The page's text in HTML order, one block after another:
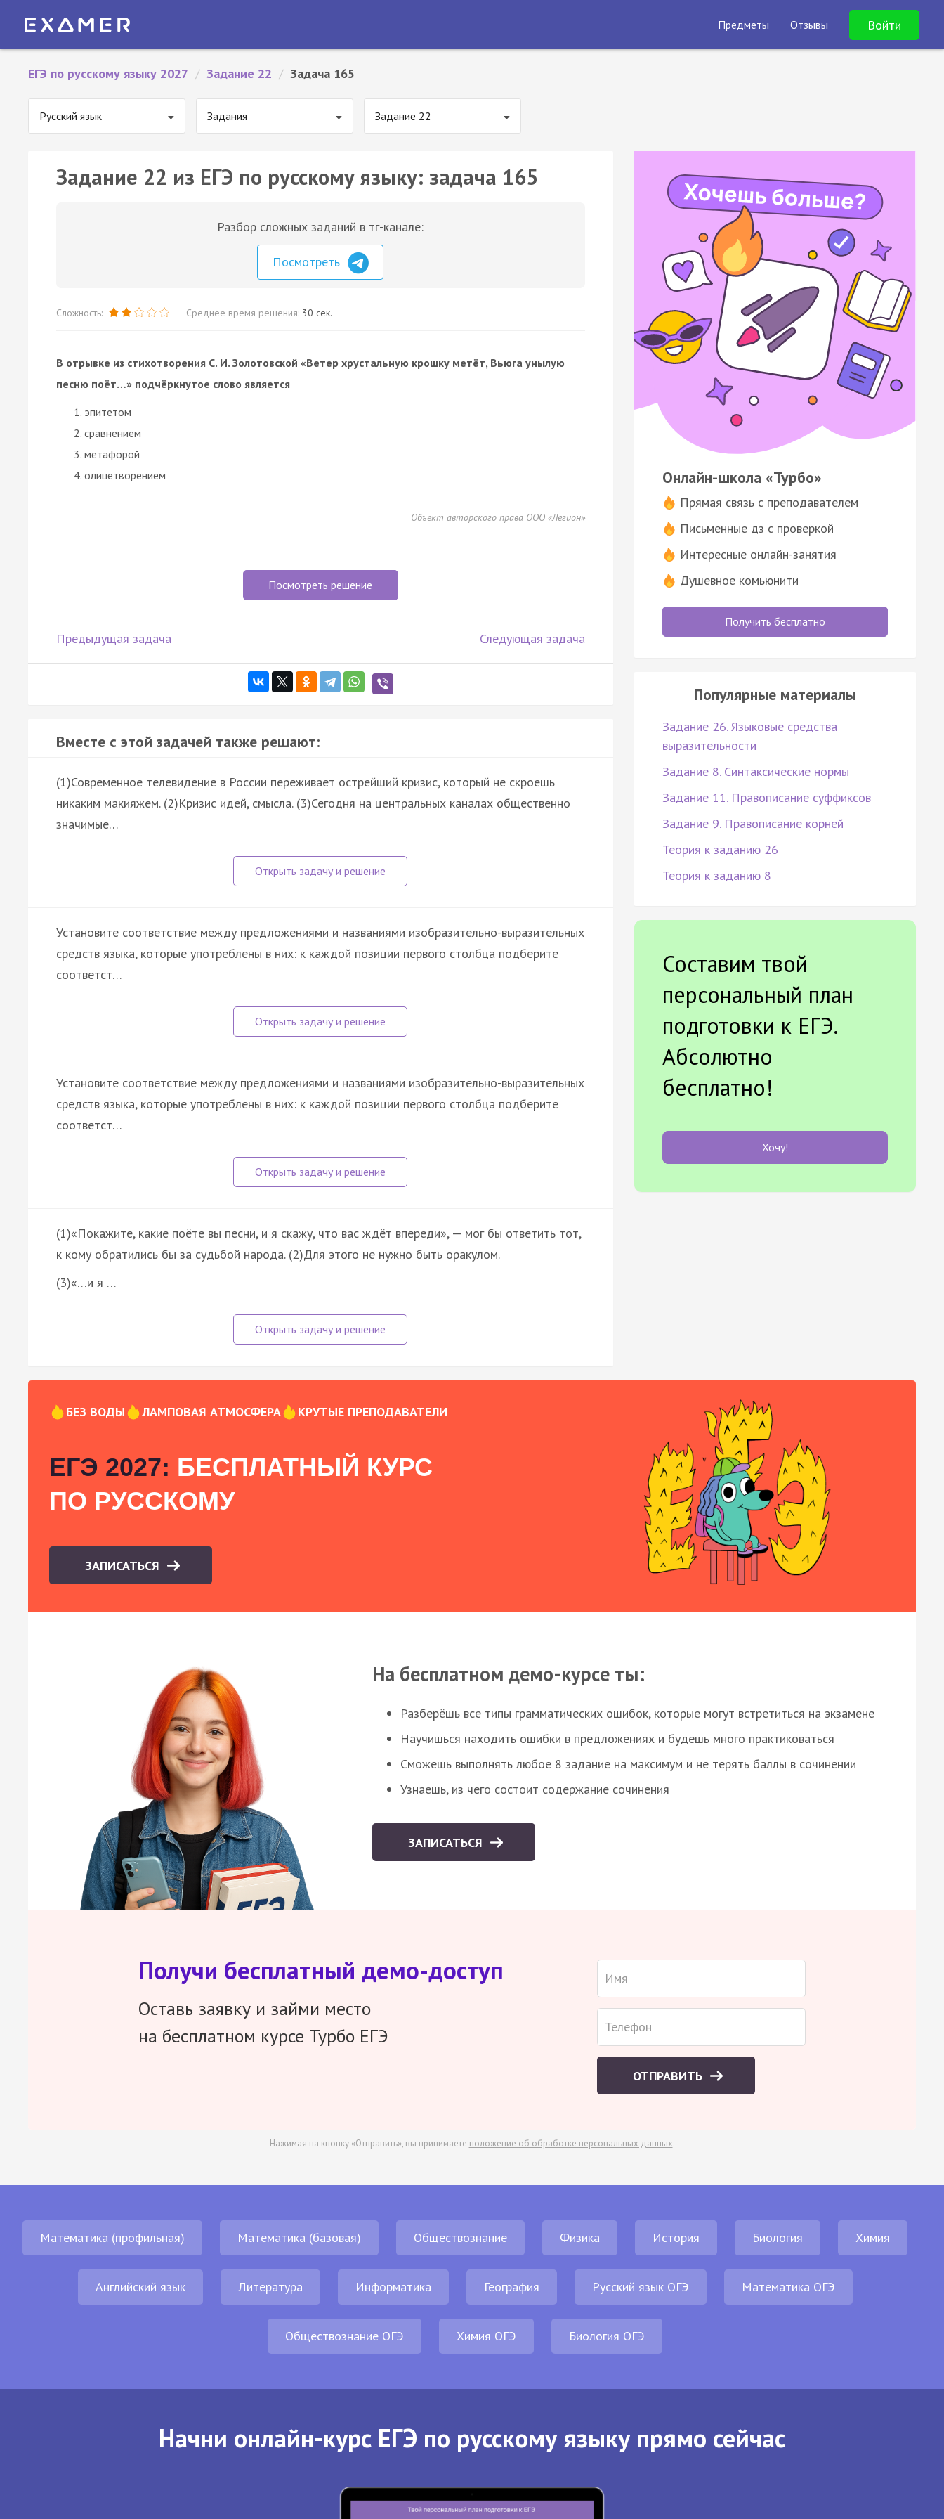
Предметы Отзывы Войти
ЕГЭ по русскому языку 2027 / Задание 22 / Задача 165
Русский язык Задания Задание 22
Задание 22 из ЕГЭ по русскому языку: задача 165
Разбор сложных заданий в тг-канале:
Посмотреть
Сложность: Среднее время решения: 30 сек.
В отрывке из стихотворения С. И. Золотовской «Ветер хрустальную крошку метёт, Вьюга унылую
песню поёт…» подчёркнутое слово является
эпитетом
сравнением
метафорой
олицетворением
Объект авторского права ООО «Легион»
Посмотреть решение
Предыдущая задача Следующая задача
Вместе с этой задачей также решают:
(1)Современное телевидение в России переживает острейший кризис, который не скроешь
никаким макияжем. (2)Кризис идей, смысла. (3)Сегодня на центральных каналах общественно
значимые…
Установите соответствие между предложениями и названиями изобразительно-выразительных
средств языка, которые употреблены в них: к каждой позиции первого столбца подберите
соответст…
Установите соответствие между предложениями и названиями изобразительно-выразительных
средств языка, которые употреблены в них: к каждой позиции первого столбца подберите
соответст…
(1)«Покажите, какие поёте вы песни, и я скажу, что вас ждёт впереди», — мог бы ответить тот,
к кому обратились бы за судьбой народа. (2)Для этого не нужно быть оракулом.
(3)«…и я …
Онлайн-школа «Турбо»
Прямая связь с преподавателем
Письменные дз с проверкой
Интересные онлайн-занятия
Душевное комьюнити
Получить бесплатно
Популярные материалы
Задание 26. Языковые средства
выразительности
Задание 8. Синтаксические нормы
Задание 11. Правописание суффиксов
Задание 9. Правописание корней
Теория к заданию 26
Теория к заданию 8
Составим твой
персональный план
подготовки к ЕГЭ.
Абсолютно
бесплатно!
Хочу!
БЕЗ ВОДЫ ЛАМПОВАЯ АТМОСФЕРА КРУТЫЕ ПРЕПОДАВАТЕЛИ
ЕГЭ 2027: БЕСПЛАТНЫЙ КУРС
ПО РУССКОМУ
ЗАПИСАТЬСЯ
На бесплатном демо-курсе ты:
Разберёшь все типы грамматических ошибок, которые могут встретиться на экзамене
Научишься находить ошибки в предложениях и будешь много практиковаться
Сможешь выполнять любое 8 задание на максимум и не терять баллы в сочинении
Узнаешь, из чего состоит содержание сочинения
ЗАПИСАТЬСЯ
Получи бесплатный демо-доступ
Оставь заявку и займи место
на бесплатном курсе Турбо ЕГЭ
ОТПРАВИТЬ
Нажимая на кнопку «Отправить», вы принимаете положение об обработке персональных данных.
Математика (профильная) Математика (базовая) Обществознание Физика История Биология Химия
Английский язык Литература Информатика География Русский язык ОГЭ Математика ОГЭ
Обществознание ОГЭ Химия ОГЭ Биология ОГЭ
Начни онлайн-курс ЕГЭ по русскому языку прямо сейчас